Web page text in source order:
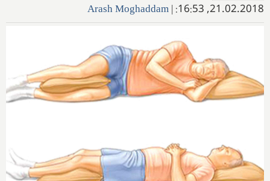
21.02.2018, 16:53:
|
Arash Moghaddam